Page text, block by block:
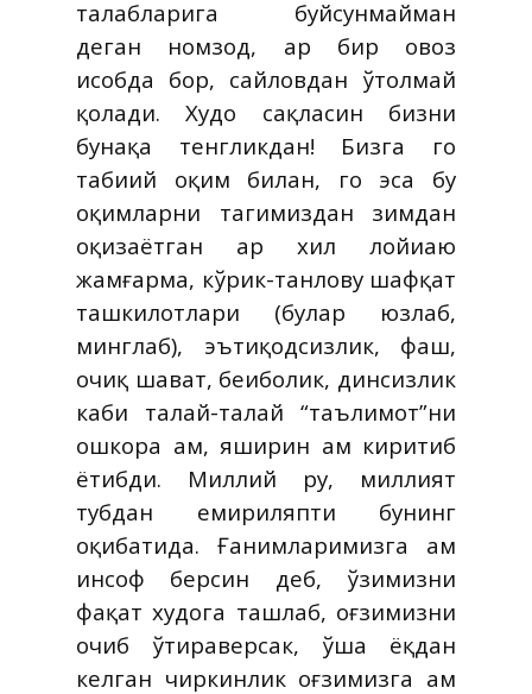
талабларига буйсунмайман
деган номзод, ҳар бир овоз
ҳисобда бор, сайловдан ўтолмай
қолади. Худо сақласин бизни
бунақа тенгликдан! Бизга гоҳ
табиий оқим билан, гоҳ эса бу
оқимларни тагимиздан зимдан
оқизаётган ҳар хил лойиҳаю
жамғарма, кўрик-танлову шафқат
ташкилотлари (булар юзлаб,
минглаб), эътиқодсизлик, фаҳш,
очиқ шаҳват, беиболик, динсизлик
каби талай-талай “таълимот”ни
ошкора ҳам, яширин ҳам киритиб
ётибди. Миллий руҳ, миллият
тубдан емириляпти бунинг
оқибатида. Ғанимларимизга ҳам
инсоф берсин деб, ўзимизни
фақат худога ташлаб, оғзимизни
очиб ўтираверсак, ўша ёқдан
келган чиркинлик оғзимизга ҳам